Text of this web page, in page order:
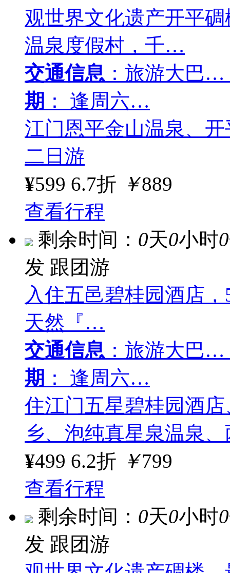
观世界文化遗产开平
温泉度假村，千…
交通信息 ：旅游大巴…
期 ： 逢周六…
江门恩平金山温泉、
二日游
¥599 6.7折 ￥889
查看行程
剩余时间： 0天0小时0
发 跟团游
入住五邑碧桂园酒店
天然『…
交通信息 ：旅游大巴…
期 ： 逢周六…
住江门五星碧桂园酒
乡、泡纯真星泉温泉
¥499 6.2折 ￥799
查看行程
剩余时间： 0天0小时0
发 跟团游